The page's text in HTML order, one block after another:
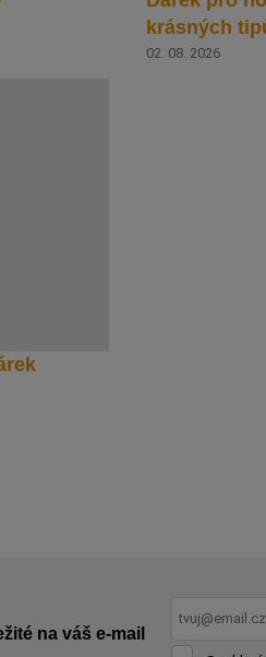
krásných
02. 08. 2026
na váš e-mail